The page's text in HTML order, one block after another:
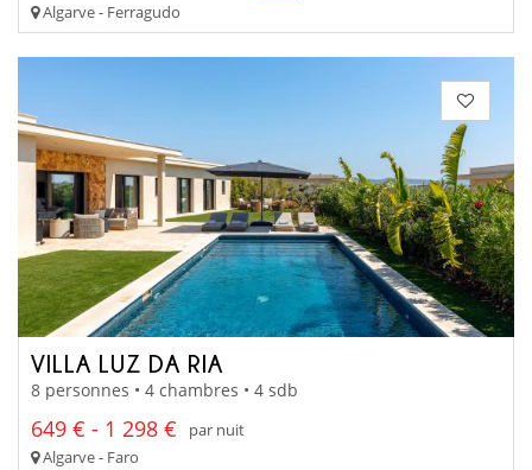
Algarve - Ferragudo
VILLA LUZ DA RIA
8 personnes • 4 chambres • 4 sdb
649 € - 1 298 €
par nuit
Algarve - Faro